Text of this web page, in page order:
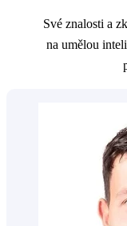
Své znalosti a
na umělou